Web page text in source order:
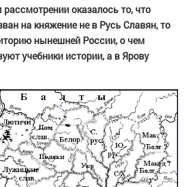
оказалось то, что
на княжение не в Русь Славян, то
нынешней России, о чем
учебники истории, а в Ярову